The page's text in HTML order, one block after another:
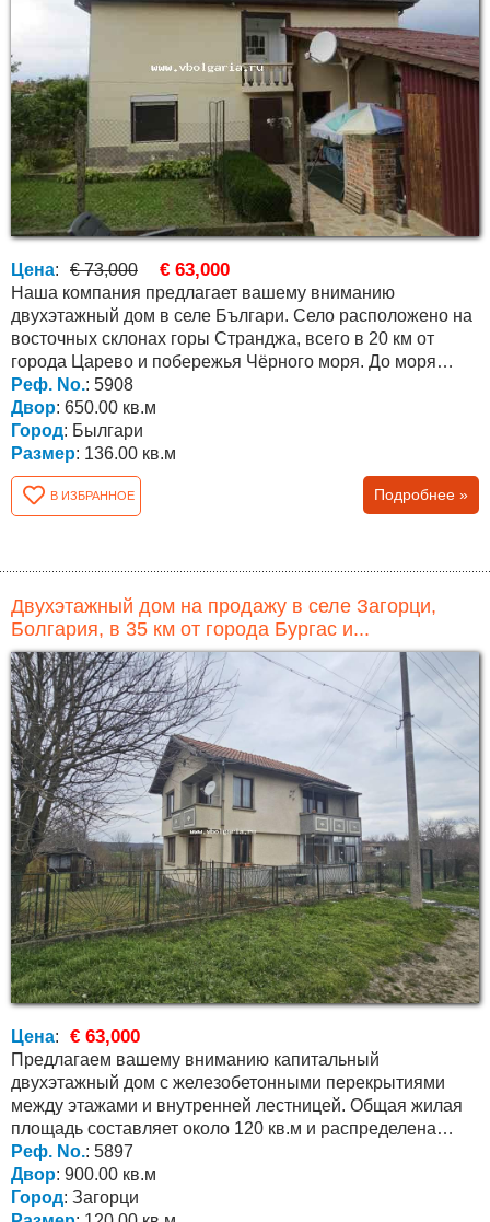
Цена: € 73,000 € 63,000
Наша компания предлагает вашему вниманию
двухэтажный дом в селе Българи. Село расположено на
восточных склонах горы Странджа, всего в 20 км от
города Царево и побережья Чёрного моря. До моря
ведёт...
Реф. No.: 5908
Двор: 650.00 кв.м
Город: Былгари
Размер: 136.00 кв.м
В ИЗБРАННОЕ Подробнее »
Двухэтажный дом на продажу в селе Загорци,
Болгария, в 35 км от города Бургас и...
Цена: € 63,000
Предлагаем вашему вниманию капитальный
двухэтажный дом с железобетонными перекрытиями
между этажами и внутренней лестницей. Общая жилая
площадь составляет около 120 кв.м и распределена
следующим...
Реф. No.: 5897
Двор: 900.00 кв.м
Город: Загорци